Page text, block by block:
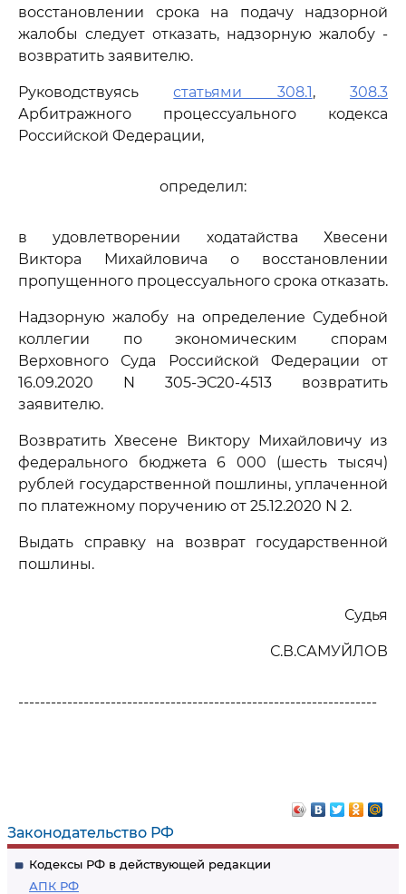
Законодательство РФ
Кодексы РФ в действующей редакции
АПК РФ
восстановлении срока на подачу надзорной
жалобы следует отказать, надзорную жалобу -
возвратить заявителю.
Руководствуясьстатьями 308.1,308.3
Арбитражного процессуального кодекса
Российской Федерации,
определил:
в удовлетворении ходатайства Хвесени
Виктора Михайловича о восстановлении
пропущенного процессуального срока отказать.
Надзорную жалобу на определение Судебной
коллегии по экономическим спорам
Верховного Суда Российской Федерации от
16.09.2020 N 305-ЭС20-4513 возвратить
заявителю.
Возвратить Хвесене Виктору Михайловичу из
федерального бюджета 6 000 (шесть тысяч)
рублей государственной пошлины, уплаченной
по платежному поручению от 25.12.2020 N 2.
Выдать справку на возврат государственной
пошлины.
Судья
С.В.САМУЙЛОВ
------------------------------------------------------------------